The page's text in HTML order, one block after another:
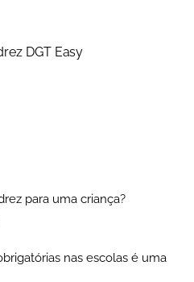
DGT Easy
para uma criança?
nas escolas é uma